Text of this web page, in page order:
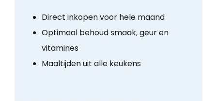
Direct inkopen voor hele maand
Optimaal behoud smaak, geur en
vitamines
Maaltijden uit alle keukens